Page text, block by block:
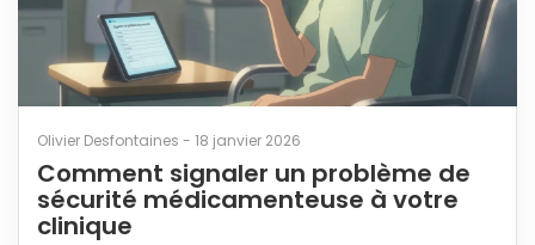
Olivier Desfontaines - 18 janvier 2026
Comment signaler un problème de
sécurité médicamenteuse à votre
clinique